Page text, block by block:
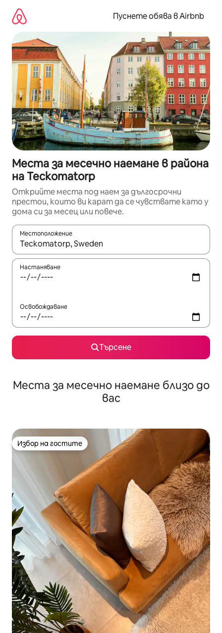
съдържанието
Пуснете обява в Airbnb
Места за месечно наемане в района
на Teckomatorp
Открийте места под наем за дългосрочни
престои, които ви карат да се чувствате като у
дома си за месец или повече.
Местоположение
Когато резултатите се покажат, използвайте
Настаняване
Освобождаване
Търсене
Места за месечно наемане близо до
вас
Избор на гостите
Избор на гостите